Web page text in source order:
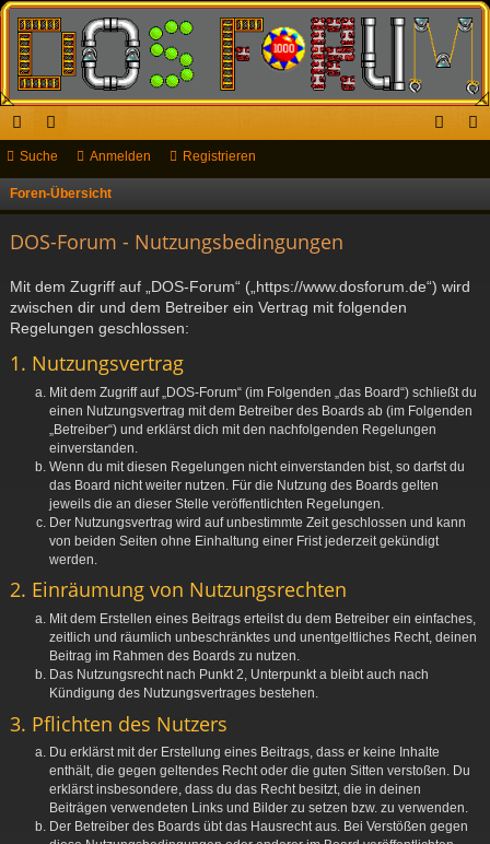
ch
ne
riff
or
en
n
Suche Anmelden Registrieren
Foren-Übersicht
DOS-Forum - Nutzungsbedingungen
Mit dem Zugriff auf „DOS-Forum“ („https://www.dosforum.de“) wird
zwischen dir und dem Betreiber ein Vertrag mit folgenden
Regelungen geschlossen:
1. Nutzungsvertrag
Mit dem Zugriff auf „DOS-Forum“ (im Folgenden „das Board“) schließt du
einen Nutzungsvertrag mit dem Betreiber des Boards ab (im Folgenden
„Betreiber“) und erklärst dich mit den nachfolgenden Regelungen
einverstanden.
Wenn du mit diesen Regelungen nicht einverstanden bist, so darfst du
das Board nicht weiter nutzen. Für die Nutzung des Boards gelten
jeweils die an dieser Stelle veröffentlichten Regelungen.
Der Nutzungsvertrag wird auf unbestimmte Zeit geschlossen und kann
von beiden Seiten ohne Einhaltung einer Frist jederzeit gekündigt
werden.
2. Einräumung von Nutzungsrechten
Mit dem Erstellen eines Beitrags erteilst du dem Betreiber ein einfaches,
zeitlich und räumlich unbeschränktes und unentgeltliches Recht, deinen
Beitrag im Rahmen des Boards zu nutzen.
Das Nutzungsrecht nach Punkt 2, Unterpunkt a bleibt auch nach
Kündigung des Nutzungsvertrages bestehen.
3. Pflichten des Nutzers
Du erklärst mit der Erstellung eines Beitrags, dass er keine Inhalte
enthält, die gegen geltendes Recht oder die guten Sitten verstoßen. Du
erklärst insbesondere, dass du das Recht besitzt, die in deinen
Beiträgen verwendeten Links und Bilder zu setzen bzw. zu verwenden.
Der Betreiber des Boards übt das Hausrecht aus. Bei Verstößen gegen